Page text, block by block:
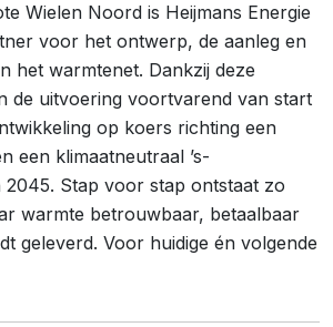
Wielen Noord is Heijmans Energie
voor het ontwerp, de aanleg en
het warmtenet. Dankzij deze
de uitvoering voortvarend van start
op koers richting een
een klimaatneutraal ’s-
Stap voor stap ontstaat zo
warmte betrouwbaar, betaalbaar
geleverd. Voor huidige én volgende